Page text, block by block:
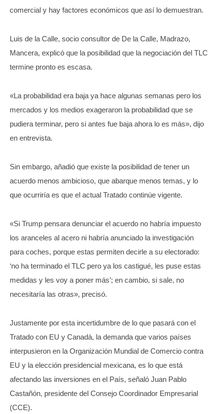
comercial y hay factores económicos que así lo demuestran.
Luis de la Calle, socio consultor de De la Calle, Madrazo,
Mancera, explicó que la posibilidad que la negociación del TLC
termine pronto es escasa.
«La probabilidad era baja ya hace algunas semanas pero los
mercados y los medios exageraron la probabilidad que se
pudiera terminar, pero si antes fue baja ahora lo es más», dijo
en entrevista.
Sin embargo, añadió que existe la posibilidad de tener un
acuerdo menos ambicioso, que abarque menos temas, y lo
que ocurriría es que el actual Tratado continúe vigente.
«Si Trump pensara denunciar el acuerdo no habría impuesto
los aranceles al acero ni habría anunciado la investigación
para coches, porque estas permiten decirle a su electorado:
‘no ha terminado el TLC pero ya los castigué, les puse estas
medidas y les voy a poner más’; en cambio, si sale, no
necesitaría las otras», precisó.
Justamente por esta incertidumbre de lo que pasará con el
Tratado con EU y Canadá, la demanda que varios países
interpusieron en la Organización Mundial de Comercio contra
EU y la elección presidencial mexicana, es lo que está
afectando las inversiones en el País, señaló Juan Pablo
Castañón, presidente del Consejo Coordinador Empresarial
(CCE).